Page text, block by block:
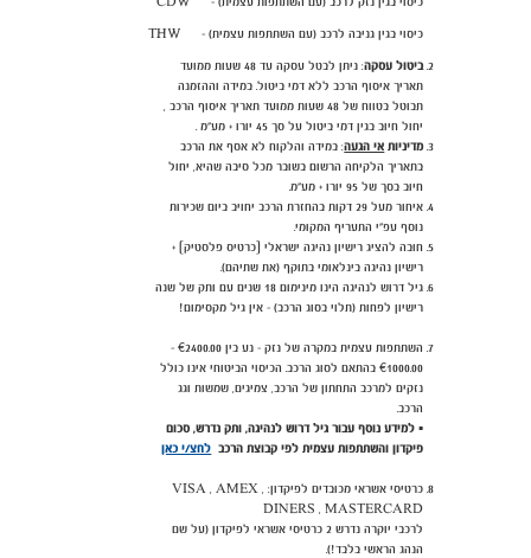
THW - כיסוי בגין גניבה לרכב (עם השתתפות עצמית)
ביטול עסקה
: ניתן לבטל עסקה עד 48 שעות ממועד
תאריך איסוף הרכב ללא דמי ביטול. במידה וההזמנה
תבוטל בטווח של 48 שעות ממועד תאריך איסוף הרכב ,
יחול חיוב בגין דמי ביטול על סך 45 יורו + מע"מ .
מדיניות אי הגעה: במידה והלקוח לא אסף את הרכב
בתאריך הלקיחה הרשום בשובר מכל סיבה שהיא, יחול
חיוב בסך של 95 יורו + מע"מ.
איחור מעל 29 דקות בהחזרת הרכב יחויב ביום שכירות
נוסף עפ"י התעריף המקומי.
חובה להציג רישיון נהיגה ישראלי [כרטיס פלסטיק] +
רישיון נהיגה בינלאומי בתוקף (את שתיהם).
גיל דרוש לנהיגה הינו מינימום 18 שנים עם ותק של שנה
רישיון לפחות (תלוי בסוג הרכב) - אין גיל מקסימום!
השתתפות עצמית במקרה של נזק - נע בין €2400.00 -
€1000.00 בהתאם לסוג הרכב. הכיסוי הביטוחי אינו כולל
נזקים למרכב התחתון של הרכב, צמיגים, שמשות וגג
הרכב.
▪️ למידע נוסף עבור גיל דרוש לנהיגה, ותק נדרש, סכום
פיקדון והשתתפות עצמית לפי קבוצת הרכב לחצ/י כאן
כרטיסי אשראי מכובדים לפיקדון: VISA , AMEX ,
DINERS , MASTERCARD
לרכבי יוקרה נדרש 2 כרטיסי אשראי לפיקדון (על שם
הנהג הראשי בלבד!).